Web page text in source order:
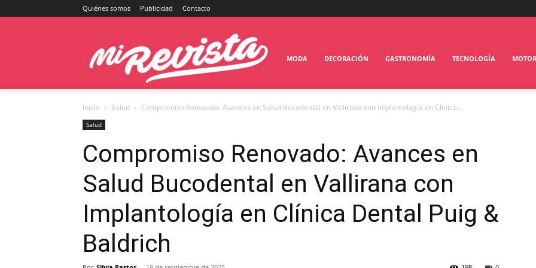
Quiénes somos Publicidad Contacto
MODA DECORACIÓN GASTRONOMÍA TECNOLOGÍA MOTOR
Inicio Salud Compromiso Renovado: Avances en Salud Bucodental en Vallirana con Implantología en Clínica...
Salud
Compromiso Renovado: Avances en
Salud Bucodental en Vallirana con
Implantología en Clínica Dental Puig &
Baldrich